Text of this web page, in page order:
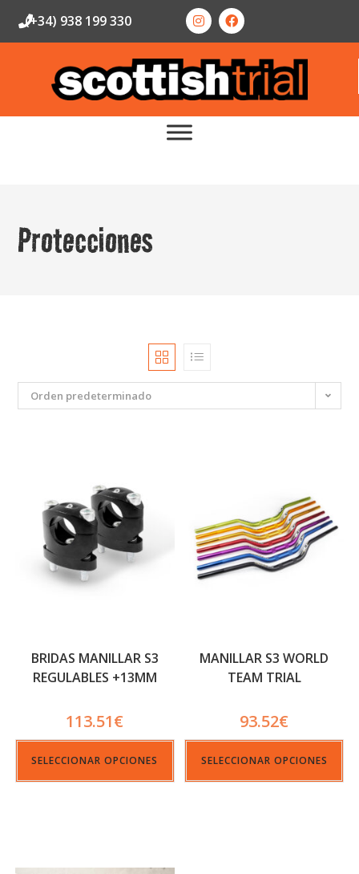
(+34) 938 199 330
Protecciones
Orden predeterminado
BRIDAS MANILLAR S3
REGULABLES +13MM
113.51€
SELECCIONAR OPCIONES
MANILLAR S3 WORLD
TEAM TRIAL
93.52€
SELECCIONAR OPCIONES